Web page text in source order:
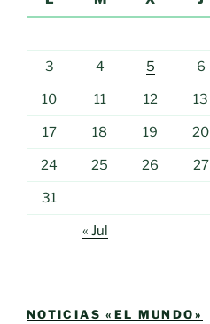
3 4 5 6
10 11 12 13
17 18 19 20
24 25 26 27
31
« Jul
NOTICIAS «EL MUNDO»